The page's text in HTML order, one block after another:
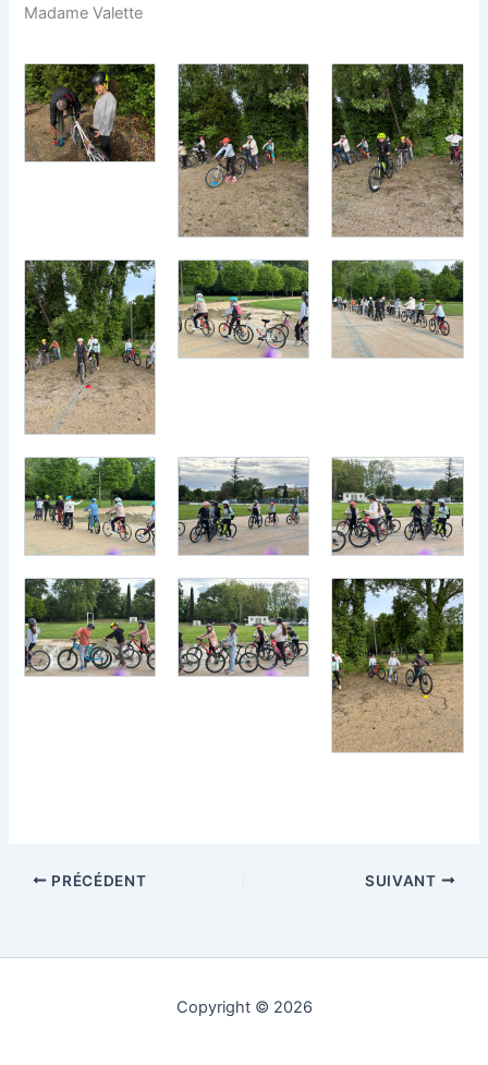
Madame Valette
PRÉCÉDENT SUIVANT
Copyright © 2026